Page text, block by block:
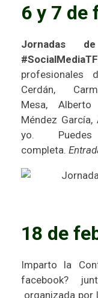
6 y 7 de
Jornadas
#SocialMediaTF
profesionales
Cerdán,
Mesa,Alberto
Méndez
yo.
completa.
18 de
Imparto la
facebook?
organizada por